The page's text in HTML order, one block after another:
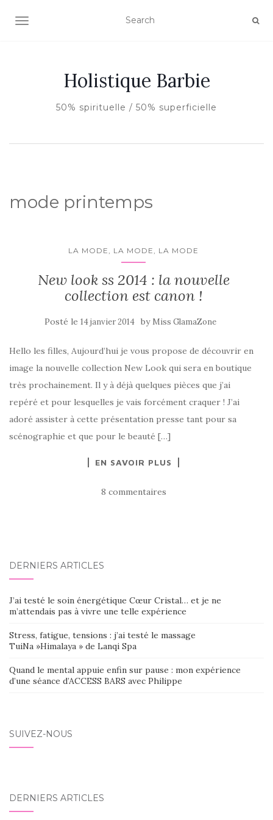
AFFICHER/MASQUER LA NAVIGATION
Holistique Barbie
50% spirituelle / 50% superficielle
mode printemps
LA MODE, LA MODE, LA MODE
New look ss 2014 : la nouvelle
collection est canon !
Posté le 14 janvier 2014 by Miss GlamaZone
Hello les filles, Aujourd’hui je vous propose de découvrir en
image la nouvelle collection New Look qui sera en boutique
très prochainement. Il y à déjà quelques pièces que j’ai
repéré et pour lesquelles je vais forcément craquer ! J’ai
adoré assister à cette présentation presse tant pour sa
scénographie et que pour le beauté […]
EN SAVOIR PLUS
8 commentaires
DERNIERS ARTICLES
J’ai testé le soin énergétique Cœur Cristal… et je ne
m’attendais pas à vivre une telle expérience
Stress, fatigue, tensions : j’ai testé le massage
TuiNa »Himalaya » de Lanqi Spa
Quand le mental appuie enfin sur pause : mon expérience
d’une séance d’ACCESS BARS avec Philippe
SUIVEZ-NOUS
DERNIERS ARTICLES